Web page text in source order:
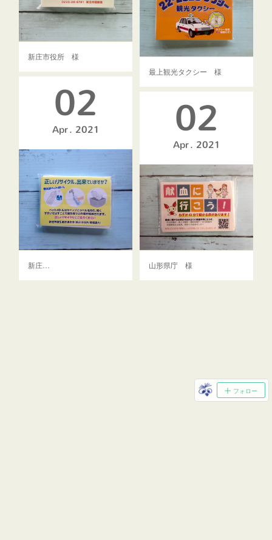
新庄市役所 様
最上観光タクシー 様
02
Apr 2021
新庄…
02
Apr 2021
山形県庁 様
フォロー